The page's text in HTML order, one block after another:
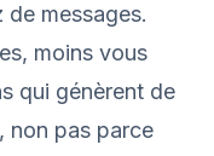
messages.
moins vous
qui génèrent de
non pas parce